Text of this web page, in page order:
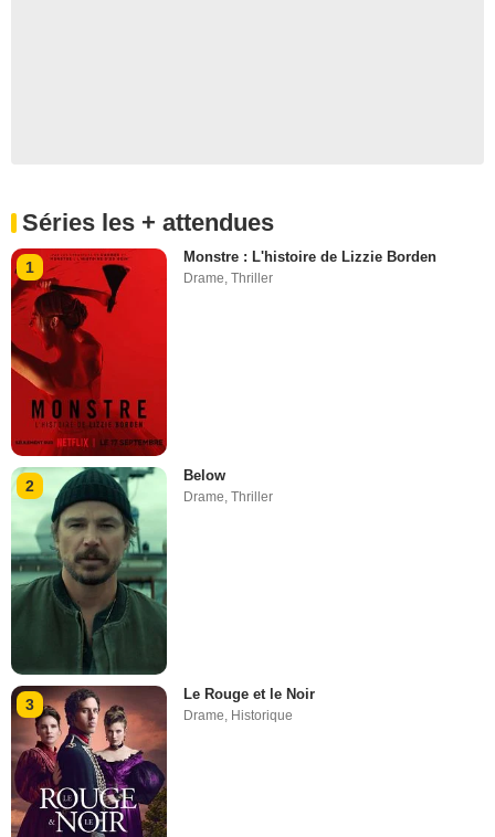
Séries les + attendues
1
Monstre : L'histoire de Lizzie Borden
Drame ,Thriller
2
Below
Drame,Thriller
3
Le Rouge et le Noir
Drame, Historique